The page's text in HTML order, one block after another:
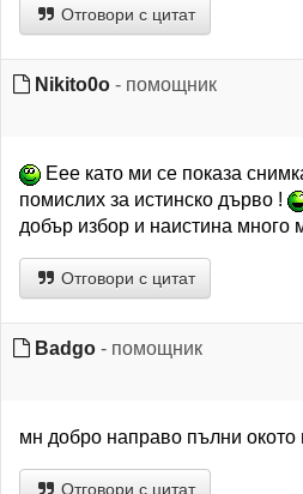
Отговори с цитат
Nikito0o - помощник
Еее като ми се показа
помислих за истинско дърво !
добър избор и наистина много
Отговори с цитат
Badgo - помощник
мн добро направо пълни окото
Отговори с цитат